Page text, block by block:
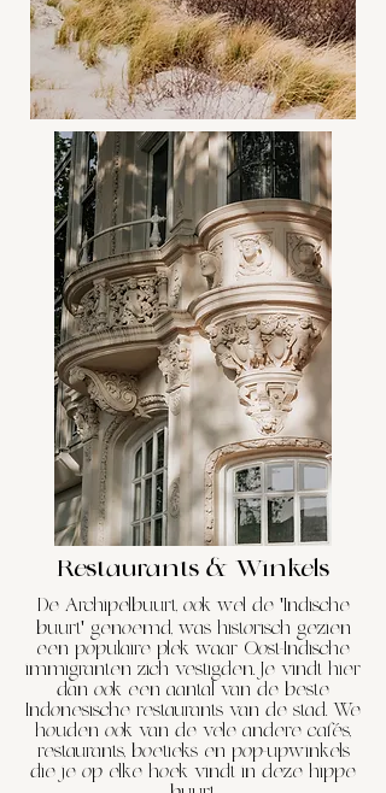
Restaurants & Winkels
De Archipelbuurt, ook wel de 'Indische
buurt' genoemd, was historisch gezien
een populaire plek waar Oost-Indische
immigranten zich vestigden. Je vindt hier
dan ook een aantal van de beste
Indonesische restaurants van de stad. We
houden ook van de vele andere cafés,
restaurants, boetieks en pop-upwinkels
die je op elke hoek vindt in deze hippe